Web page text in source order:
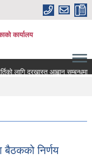
कार्यालय
लागि दरखास्त आह्वान सम्बन्धमा ।
बैठकको निर्णय